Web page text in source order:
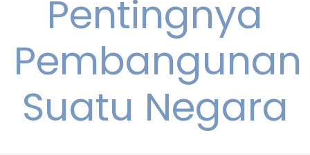
Pentingnya
Pembangunan
Suatu Negara